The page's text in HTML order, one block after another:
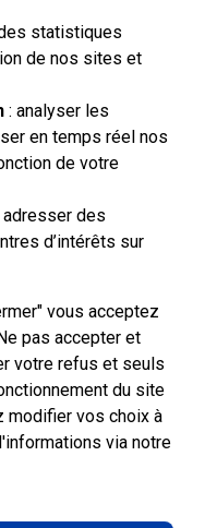
statistiques
de nos sites et
: analyser les
en temps réel nos
de votre
des
d’intérêts sur
vous acceptez
pas accepter et
votre refus et seuls
du site
modifier vos choix à
via notre